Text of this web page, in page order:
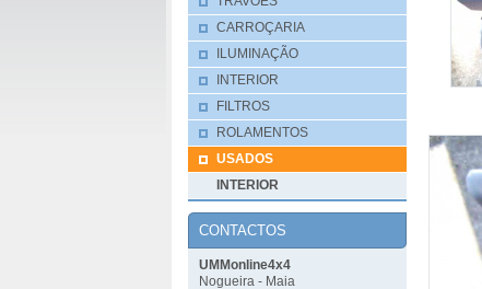
CARROÇARIA
ILUMINAÇÃO
INTERIOR
FILTROS
ROLAMENTOS
USADOS
INTERIOR
CONTACTOS
UMMonline4x4
Nogueira - Maia